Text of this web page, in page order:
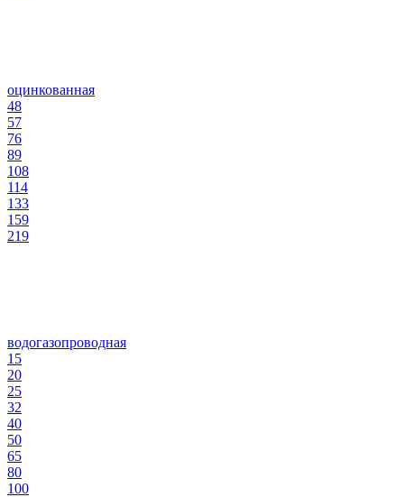
оцинкованная
48
57
76
89
108
114
133
159
219
водогазопроводная
15
20
25
32
40
50
65
80
100